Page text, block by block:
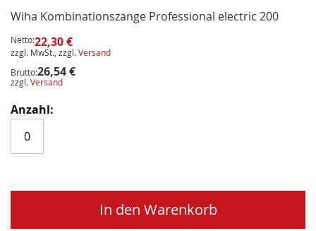
Wiha Kombinationszange Professional electric 200
Netto:22,30 €
zzgl. MwSt., zzgl.Versand
Brutto:26,54 €
zzgl.Versand
In den Warenkorb